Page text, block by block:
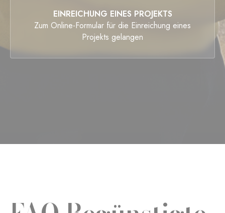
EINREICHUNG EINES PROJEKTS
Zum Online-Formular für die Einreichung eines
Projekts gelangen